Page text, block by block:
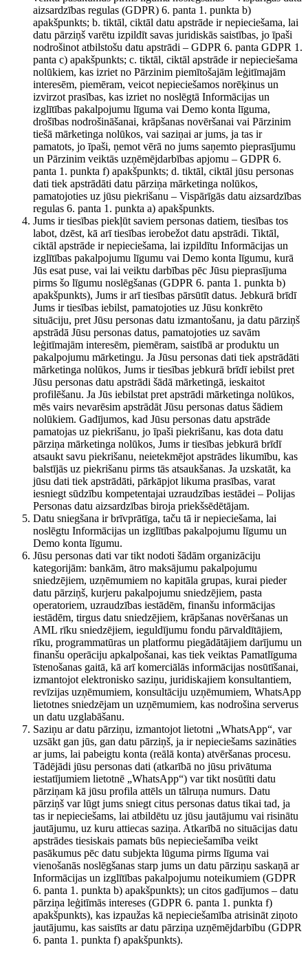
aizsardzības regulas (GDPR) 6. panta 1. punkta b)
apakšpunkts; b. tiktāl, ciktāl datu apstrāde ir nepieciešama, lai
datu pārziņš varētu izpildīt savas juridiskās saistības, jo īpaši
nodrošinot atbilstošu datu apstrādi – GDPR 6. panta GDPR 1.
panta c) apakšpunkts; c. tiktāl, ciktāl apstrāde ir nepieciešama
nolūkiem, kas izriet no Pārzinim piemītošajām leģitīmajām
interesēm, piemēram, veicot nepieciešamos norēķinus un
izvirzot prasības, kas izriet no noslēgtā Informācijas un
izglītības pakalpojumu līguma vai Demo konta līguma,
drošības nodrošināšanai, krāpšanas novēršanai vai Pārzinim
tiešā mārketinga nolūkos, vai saziņai ar jums, ja tas ir
pamatots, jo īpaši, ņemot vērā no jums saņemto pieprasījumu
un Pārzinim veiktās uzņēmējdarbības apjomu – GDPR 6.
panta 1. punkta f) apakšpunkts; d. tiktāl, ciktāl jūsu personas
dati tiek apstrādāti datu pārziņa mārketinga nolūkos,
pamatojoties uz jūsu piekrišanu – Vispārīgās datu aizsardzības
regulas 6. panta 1. punkta a) apakšpunkts.
Jums ir tiesības piekļūt saviem personas datiem, tiesības tos
labot, dzēst, kā arī tiesības ierobežot datu apstrādi. Tiktāl,
ciktāl apstrāde ir nepieciešama, lai izpildītu Informācijas un
izglītības pakalpojumu līgumu vai Demo konta līgumu, kurā
Jūs esat puse, vai lai veiktu darbības pēc Jūsu pieprasījuma
pirms šo līgumu noslēgšanas (GDPR 6. panta 1. punkta b)
apakšpunkts), Jums ir arī tiesības pārsūtīt datus. Jebkurā brīdī
Jums ir tiesības iebilst, pamatojoties uz Jūsu konkrēto
situāciju, pret Jūsu personas datu izmantošanu, ja datu pārziņš
apstrādā Jūsu personas datus, pamatojoties uz savām
leģitīmajām interesēm, piemēram, saistībā ar produktu un
pakalpojumu mārketingu. Ja Jūsu personas dati tiek apstrādāti
mārketinga nolūkos, Jums ir tiesības jebkurā brīdī iebilst pret
Jūsu personas datu apstrādi šādā mārketingā, ieskaitot
profilēšanu. Ja Jūs iebilstat pret apstrādi mārketinga nolūkos,
mēs vairs nevarēsim apstrādāt Jūsu personas datus šādiem
nolūkiem. Gadījumos, kad Jūsu personas datu apstrāde
pamatojas uz piekrišanu, jo īpaši piekrišanu, kas dota datu
pārziņa mārketinga nolūkos, Jums ir tiesības jebkurā brīdī
atsaukt savu piekrišanu, neietekmējot apstrādes likumību, kas
balstījās uz piekrišanu pirms tās atsaukšanas. Ja uzskatāt, ka
jūsu dati tiek apstrādāti, pārkāpjot likuma prasības, varat
iesniegt sūdzību kompetentajai uzraudzības iestādei – Polijas
Personas datu aizsardzības biroja priekšsēdētājam.
Datu sniegšana ir brīvprātīga, taču tā ir nepieciešama, lai
noslēgtu Informācijas un izglītības pakalpojumu līgumu un
Demo konta līgumu.
Jūsu personas dati var tikt nodoti šādām organizāciju
kategorijām: bankām, ātro maksājumu pakalpojumu
sniedzējiem, uzņēmumiem no kapitāla grupas, kurai pieder
datu pārziņš, kurjeru pakalpojumu sniedzējiem, pasta
operatoriem, uzraudzības iestādēm, finanšu informācijas
iestādēm, tirgus datu sniedzējiem, krāpšanas novēršanas un
AML rīku sniedzējiem, ieguldījumu fondu pārvaldītājiem,
rīku, programmatūras un platformu piegādātājiem darījumu un
finanšu operāciju apkalpošanai, kas tiek veiktas Pamatlīguma
īstenošanas gaitā, kā arī komerciālās informācijas nosūtīšanai,
izmantojot elektronisko saziņu, juridiskajiem konsultantiem,
revīzijas uzņēmumiem, konsultāciju uzņēmumiem, WhatsApp
lietotnes sniedzējam un uzņēmumiem, kas nodrošina serverus
un datu uzglabāšanu.
Saziņu ar datu pārziņu, izmantojot lietotni „WhatsApp“, var
uzsākt gan jūs, gan datu pārziņš, ja ir nepieciešams sazināties
ar jums, lai pabeigtu konta (reālā konta) atvēršanas procesu.
Tādējādi jūsu personas dati (atkarībā no jūsu privātuma
iestatījumiem lietotnē „WhatsApp“) var tikt nosūtīti datu
pārziņam kā jūsu profila attēls un tālruņa numurs. Datu
pārziņš var lūgt jums sniegt citus personas datus tikai tad, ja
tas ir nepieciešams, lai atbildētu uz jūsu jautājumu vai risinātu
jautājumu, uz kuru attiecas saziņa. Atkarībā no situācijas datu
apstrādes tiesiskais pamats būs nepieciešamība veikt
pasākumus pēc datu subjekta lūguma pirms līguma vai
vienošanās noslēgšanas starp jums un datu pārziņu saskaņā ar
Informācijas un izglītības pakalpojumu noteikumiem (GDPR
6. panta 1. punkta b) apakšpunkts); un citos gadījumos – datu
pārziņa leģitīmās intereses (GDPR 6. panta 1. punkta f)
apakšpunkts), kas izpaužas kā nepieciešamība atrisināt ziņoto
jautājumu, kas saistīts ar datu pārziņa uzņēmējdarbību (GDPR
6. panta 1. punkta f) apakšpunkts).